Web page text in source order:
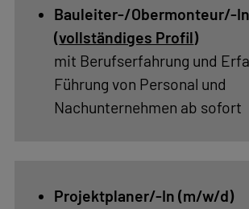
Olbricht-(m/w/d) ( vollständiges
Monteur im TGA Umfeld
mit Berufserfahrung und